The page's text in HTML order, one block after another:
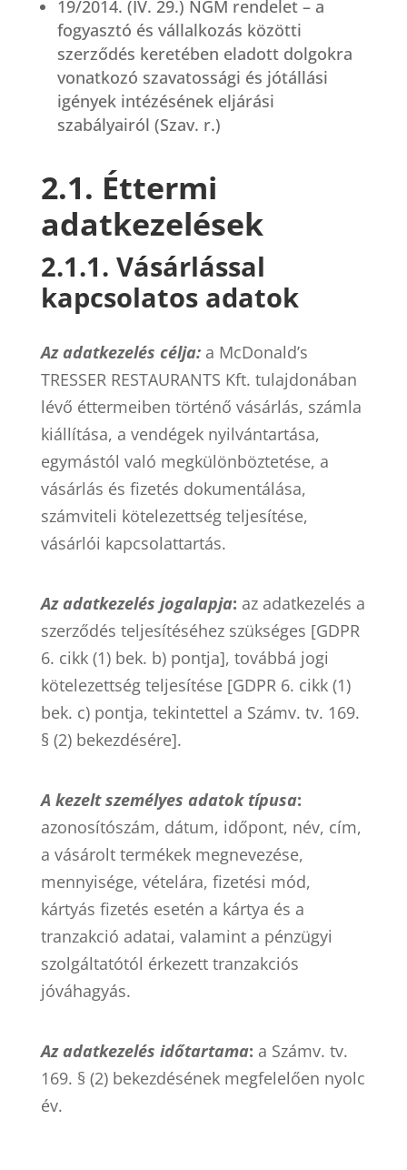
19/2014. (IV. 29.) NGM rendelet – a
fogyasztó és vállalkozás közötti
szerződés keretében eladott dolgokra
vonatkozó szavatossági és jótállási
igények intézésének eljárási
szabályairól (Szav. r.)
2.1. Éttermi
adatkezelések
2.1.1. Vásárlással
kapcsolatos adatok
Az adatkezelés célja:a McDonald’s
TRESSER RESTAURANTS Kft. tulajdonában
lévő éttermeiben történő vásárlás, számla
kiállítása, a vendégek nyilvántartása,
egymástól való megkülönböztetése, a
vásárlás és fizetés dokumentálása,
számviteli kötelezettség teljesítése,
vásárlói kapcsolattartás.
Az adatkezelés jogalapja: az adatkezelés a
szerződés teljesítéséhez szükséges [GDPR
6. cikk (1) bek. b) pontja], továbbá jogi
kötelezettség teljesítése [GDPR 6. cikk (1)
bek. c) pontja, tekintettel a Számv. tv. 169.
§ (2) bekezdésére].
A kezelt személyes adatok típusa:
azonosítószám, dátum, időpont, név, cím,
a vásárolt termékek megnevezése,
mennyisége, vételára, fizetési mód,
kártyás fizetés esetén a kártya és a
tranzakció adatai, valamint a pénzügyi
szolgáltatótól érkezett tranzakciós
jóváhagyás.
Az adatkezelés időtartama: a Számv. tv.
169. § (2) bekezdésének megfelelően nyolc
év.